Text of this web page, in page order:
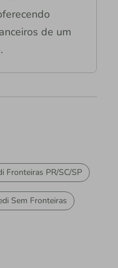
de um
Fronteiras PR/SC/SP
Sem Fronteiras